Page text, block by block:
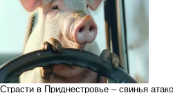
Страсти в Приднестровье – свинья